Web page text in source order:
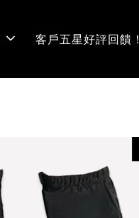
客戶五星好評回饋！